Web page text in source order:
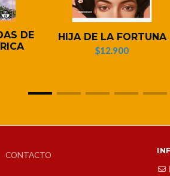
DE
HIJA DE LA FORTUNA
$12.900
CONTACTO